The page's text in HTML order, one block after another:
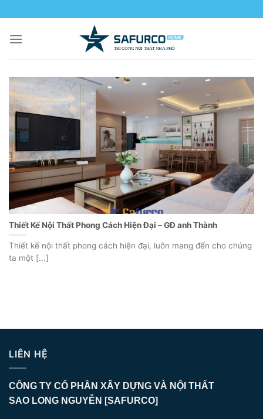
to
content
Thiết Kế Nội Thất Phong Cách Hiện Đại – GĐ anh Thành
Thiết kế nội thất phong cách hiện đại, luôn mang đến cho chúng
ta một [...]
LIÊN HỆ
CÔNG TY CỔ PHẦN XÂY DỰNG VÀ NỘI THẤT
SAO LONG NGUYỄN [SAFURCO]